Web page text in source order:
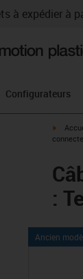
à expédier à
Configurateurs
igus-
:
Ancien